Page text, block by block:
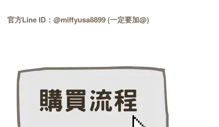
官方Line ID：@miffyusa8899 (一定要加@)